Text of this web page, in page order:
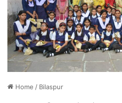
Home / Bilaspur